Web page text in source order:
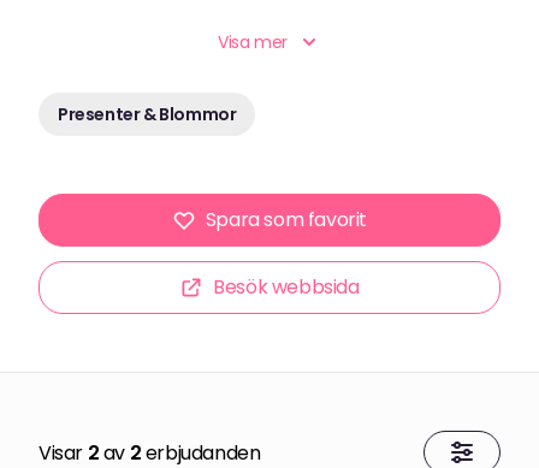
Visa mer
Presenter & Blommor
Spara som favorit
Besök webbsida
Visar 2av 2erbjudanden